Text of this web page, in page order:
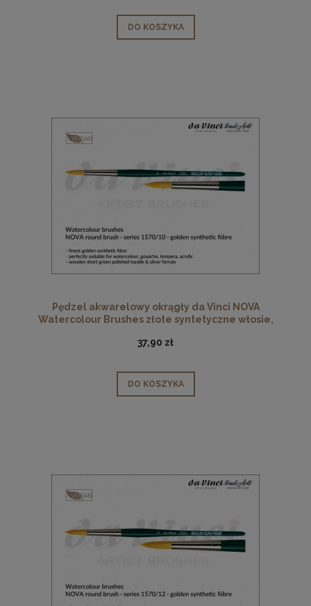
DO KOSZYKA
Pędzel akwarelowy okrągły da Vinci NOVA
Watercolour Brushes złote syntetyczne włosie,
37,90 zł
DO KOSZYKA